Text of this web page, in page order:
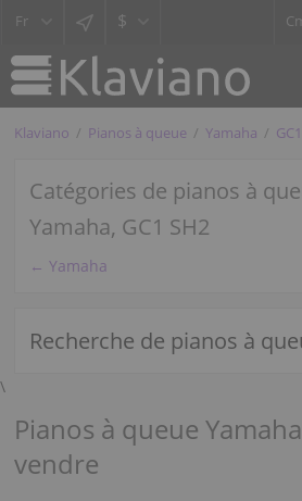
$
Klaviano Pianos à queue Yamaha
Catégories de pianos à
Yamaha, GC1 SH2
← Yamaha
Recherche de pianos à
\
Pianos à queue
vendre